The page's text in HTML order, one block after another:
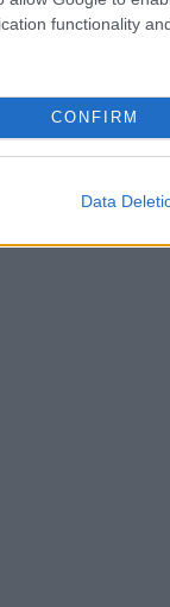
functionality
CONFIRM
Data